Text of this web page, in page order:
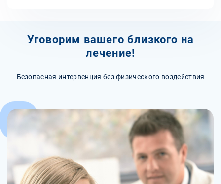
Уговорим вашего близкого на
лечение!
Безопасная интервенция без физического воздействия